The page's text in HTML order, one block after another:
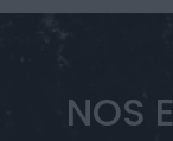
NOS